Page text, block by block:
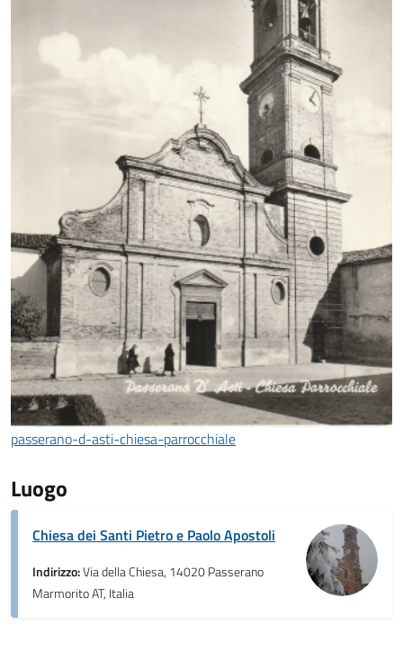
passerano-d-asti-chiesa-parrocchiale
Luogo
Chiesa dei Santi Pietro e Paolo Apostoli
Indirizzo:Via della Chiesa, 14020 Passerano
Marmorito AT, Italia